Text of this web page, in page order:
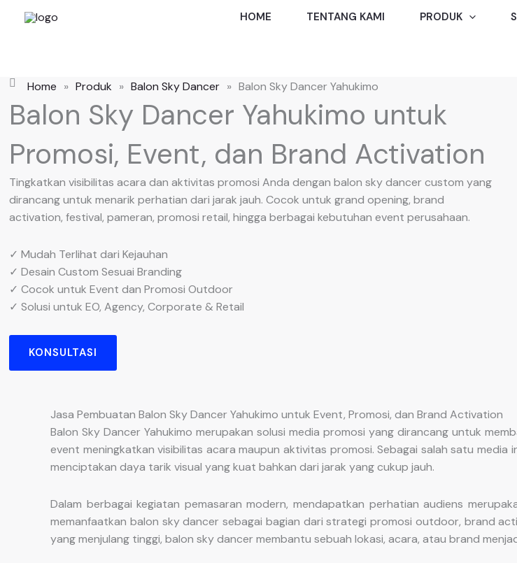
HOME TENTANG KAMI PRODUK
Home » Produk » Balon Sky Dancer » Balon Sky Dancer Yahukimo
Balon Sky Dancer Yahukimo untuk
Promosi, Event, dan Brand Activation
Tingkatkan visibilitas acara dan aktivitas promosi Anda dengan balon sky dancer custom yang
dirancang untuk menarik perhatian dari jarak jauh. Cocok untuk grand opening, brand
activation, festival, pameran, promosi retail, hingga berbagai kebutuhan event perusahaan.
✓ Mudah Terlihat dari Kejauhan
✓ Desain Custom Sesuai Branding
✓ Cocok untuk Event dan Promosi Outdoor
✓ Solusi untuk EO, Agency, Corporate & Retail
KONSULTASI
Jasa Pembuatan Balon Sky Dancer Yahukimo untuk Event, Promosi, dan Brand Activation
Balon Sky Dancer Yahukimo merupakan solusi media promosi yang dirancang untuk
event meningkatkan visibilitas acara maupun aktivitas promosi. Sebagai salah satu
menciptakan daya tarik visual yang kuat bahkan dari jarak yang cukup jauh.
Dalam berbagai kegiatan pemasaran modern, mendapatkan perhatian audiens
memanfaatkan balon sky dancer sebagai bagian dari strategi promosi outdoor, brand
yang menjulang tinggi, balon sky dancer membantu sebuah lokasi, acara, atau brand